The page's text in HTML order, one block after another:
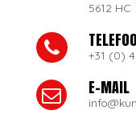
5612
+31 (0)
E-MAIL